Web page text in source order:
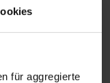
für aggregierte